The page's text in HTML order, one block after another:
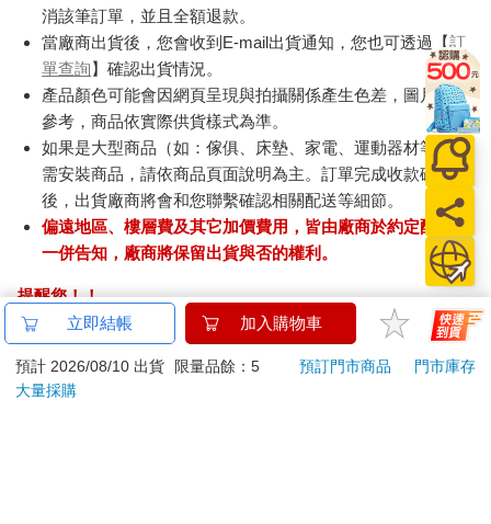
消該筆訂單，並且全額退款。
當廠商出貨後，您會收到E-mail出貨通知，您也可透過【訂
單查詢】確認出貨情況。
產品顏色可能會因網頁呈現與拍攝關係產生色差，圖片僅供
參考，商品依實際供貨樣式為準。
如果是大型商品（如：傢俱、床墊、家電、運動器材等）及
需安裝商品，請依商品頁面說明為主。訂單完成收款確認
後，出貨廠商將會和您聯繫確認相關配送等細節。
偏遠地區、樓層費及其它加價費用，皆由廠商於約定配送時
一併告知，廠商將保留出貨與否的權利。
提醒您！！
金石堂及銀行均不會請您操作ATM! 如接獲電話要求您前往
ATM提款機，請不要聽從指示，以免受騙上當！
退換貨須知：
立即結帳 加入購物車
預計 2026/08/10 出貨 限量品餘：5 預訂門市商品
門市庫存
大量採購